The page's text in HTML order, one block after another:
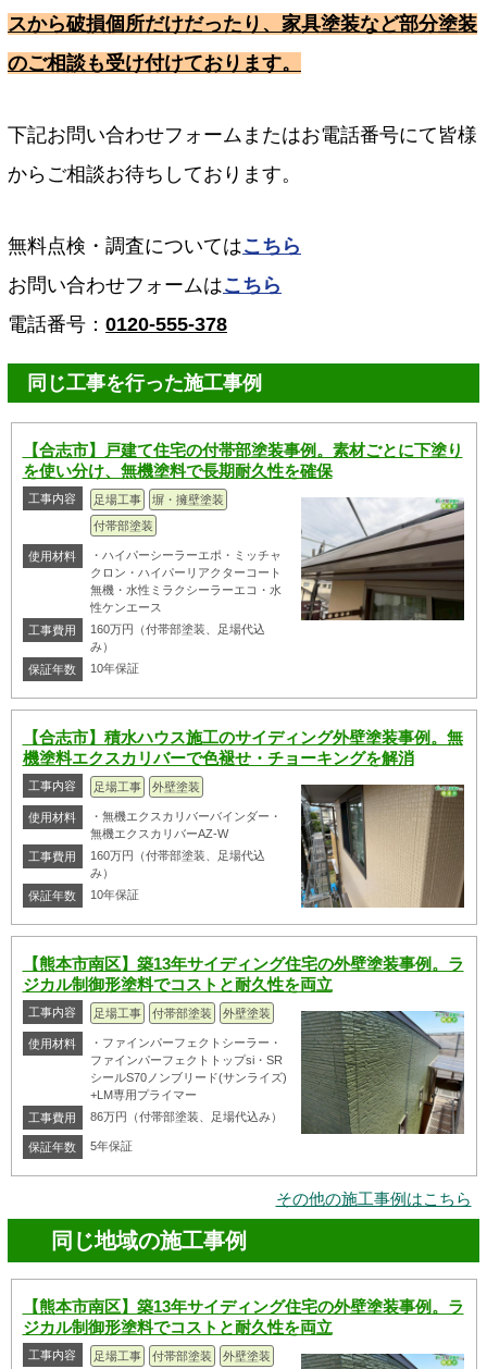
スから破損個所だけだったり、家具塗装など部分塗装
のご相談も受け付けております。
下記お問い合わせフォームまたはお電話番号にて皆様
からご相談お待ちしております。
無料点検・調査についてはこちら
お問い合わせフォームはこちら
電話番号： 0120-555-378
同じ工事を行った施工事例
【合志市】戸建て住宅の付帯部塗装事例。素材ごとに下塗り
を使い分け、無機塗料で長期耐久性を確保
工事内容 足場工事
塀・擁壁塗装
付帯部塗装
使用材料
・ハイパーシーラーエポ・ミッチャ
クロン・ハイパーリアクターコート
無機・水性ミラクシーラーエコ・水
性ケンエース
工事費用
160万円（付帯部塗装、足場代込
み）
保証年数
10年保証
【合志市】積水ハウス施工のサイディング外壁塗装事例。無
機塗料エクスカリバーで色褪せ・チョーキングを解消
工事内容 足場工事 外壁塗装
使用材料
・無機エクスカリバーバインダー・
無機エクスカリバーAZ-W
工事費用
160万円（付帯部塗装、足場代込
み）
保証年数
10年保証
【熊本市南区】築13年サイディング住宅の外壁塗装事例。ラ
ジカル制御形塗料でコストと耐久性を両立
工事内容 足場工事 付帯部塗装 外壁塗装
使用材料
・ファインパーフェクトシーラー・
ファインパーフェクトトップsi・SR
シールS70ノンブリード(サンライズ)
+LM専用プライマー
工事費用
86万円（付帯部塗装、足場代込み）
保証年数 5年保証
その他の施工事例はこちら
同じ地域の施工事例
【熊本市南区】築13年サイディング住宅の外壁塗装事例。ラ
ジカル制御形塗料でコストと耐久性を両立
工事内容 足場工事 付帯部塗装 外壁塗装